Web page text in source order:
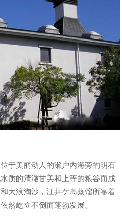
于美丽动人的濑户内海旁的明石
质的清澈甘美和上等的粮谷而成
大浪淘沙，江井ケ岛蒸馏所靠着
然屹立不倒而蓬勃发展。